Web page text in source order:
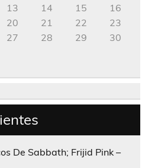
13 14 15
16
20 21 22
23
27 28 29
30
De Sabbath; Frijid Pink –